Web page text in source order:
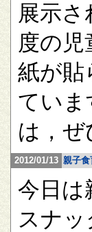
展示
度の
紙が貼
ていま
は，ぜ
2012/01/13 親子食
今日は
スナ